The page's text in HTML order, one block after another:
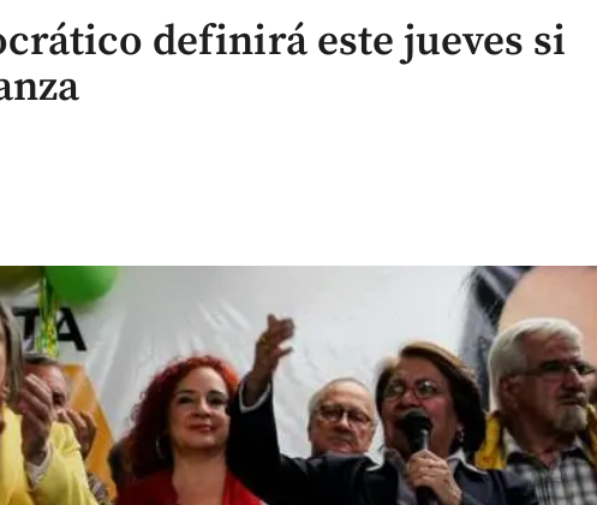
definirá este jueves si